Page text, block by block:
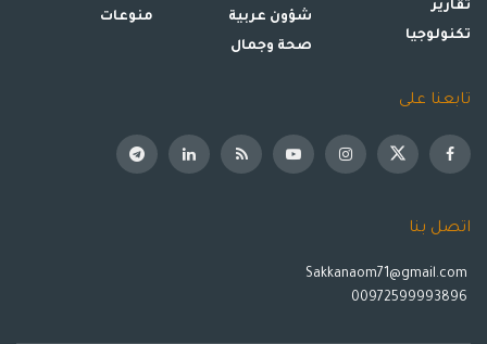
تقارير
تكنولوجيا
شؤون عربية
صحة وجمال
منوعات
تابعنا على
اتصل بنا
Sakkanaom71@gmail.com